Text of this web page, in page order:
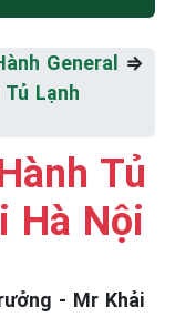
General
⇒
Lạnh
Tủ
Hà Nội
- Mr Khải